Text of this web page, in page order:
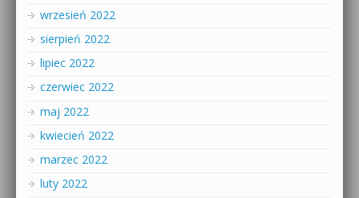
wrzesień 2022
sierpień 2022
lipiec 2022
czerwiec 2022
maj 2022
kwiecień 2022
marzec 2022
luty 2022